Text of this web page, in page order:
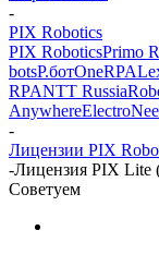
-
PIX Robotics
PIX RoboticsPrimo
botsР.ботOneRPA
RPANTT Russia
Anywhere
-
Лицензии PIX
-Лицензия PIX Lite
Советуем